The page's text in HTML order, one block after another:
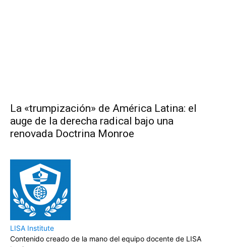
La «trumpización» de América Latina: el
auge de la derecha radical bajo una
renovada Doctrina Monroe
LISA Institute
Contenido creado de la mano del equipo docente de LISA